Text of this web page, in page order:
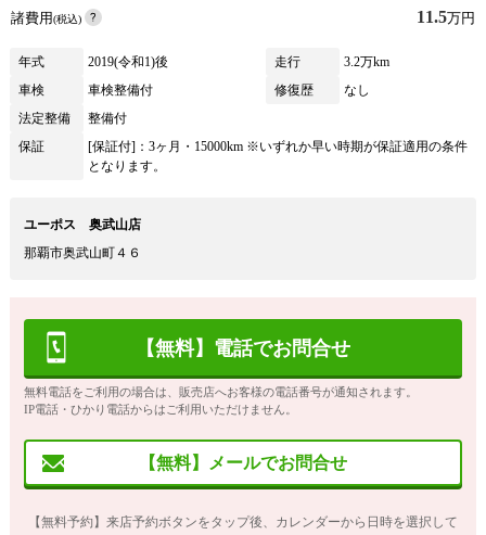
諸費用(税込) 11.5万円
年式 2019(令和1)後 走行
3.2万km
車検
車検整備付 修復歴
なし
法定整備
整備付
保証
[保証付]：3ヶ月・15000km ※いずれか早い時期が保証適用の条件
となります。
ユーポス 奥武山店
那覇市奥武山町４６
【無料】電話でお問合せ
無料電話をご利用の場合は、販売店へお客様の電話番号が通知されます。
IP電話・ひかり電話からはご利用いただけません。
【無料】メールでお問合せ
【無料予約】来店予約ボタンをタップ後、カレンダーから日時を選択して